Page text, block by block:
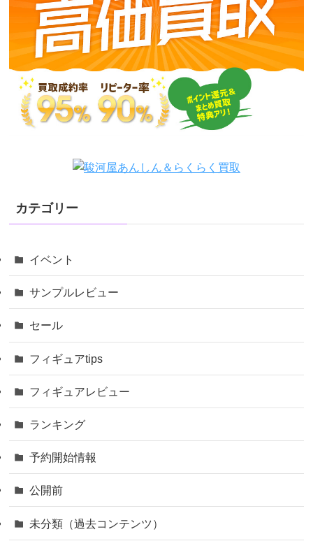
カテゴリー
イベント
サンプルレビュー
セール
フィギュアtips
フィギュアレビュー
ランキング
予約開始情報
公開前
未分類（過去コンテンツ）